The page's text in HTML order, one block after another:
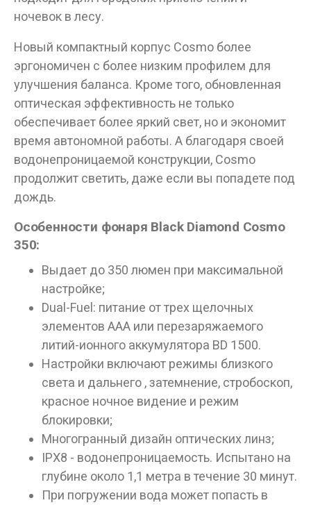
ночевок в лесу.
Новый компактный корпус Cosmo более
эргономичен с более низким профилем для
улучшения баланса. Кроме того, обновленная
оптическая эффективность не только
обеспечивает более яркий свет, но и экономит
время автономной работы. А благодаря своей
водонепроницаемой конструкции, Cosmo
продолжит светить, даже если вы попадете под
дождь.
Особенности фонаря Black Diamond Cosmo
350:
Выдает до 350 люмен при максимальной
настройке;
Dual-Fuel: питание от трех щелочных
элементов AAA или перезаряжаемого
литий-ионного аккумулятора BD 1500.
Настройки включают режимы близкого
света и дальнего , затемнение, стробоскоп,
красное ночное видение и режим
блокировки;
Многогранный дизайн оптических линз;
IPX8 - водонепроницаемость. Испытано на
глубине около 1,1 метра в течение 30 минут.
При погружении вода может попасть в
Данные товары продаются лицам,
достигшим 18 лет!